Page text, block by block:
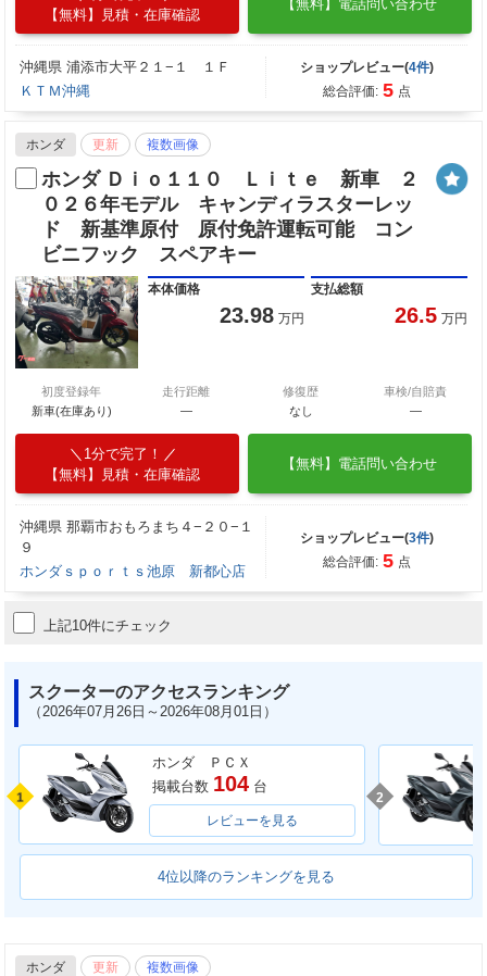
【無料】見積・在庫確認
【無料】電話問い合わせ
沖縄県 浦添市大平２１−１ １Ｆ
ＫＴＭ沖縄
ショップレビュー(4件)
総合評価: 5 点
ホンダ 更新 複数画像
ホンダ Ｄｉｏ１１０ Ｌｉｔｅ 新車 ２
０２６年モデル キャンディラスターレッ
ド 新基準原付 原付免許運転可能 コン
ビニフック スペアキー
本体価格
23.98 万円
支払総額
26.5 万円
初度登録年
新車(在庫あり)
走行距離
―
修復歴
なし
車検/自賠責
―
1分で完了！
【無料】見積・在庫確認
【無料】電話問い合わせ
沖縄県 那覇市おもろまち４−２０−１
９
ホンダｓｐｏｒｔｓ池原 新都心店
ショップレビュー(3件)
総合評価: 5 点
上記10件にチェック
スクーターのアクセスランキング
（2026年07月26日～2026年08月01日）
1
ホンダ ＰＣＸ
掲載台数 104 台
レビューを見る
2
4位以降のランキングを見る
ホンダ 更新 複数画像